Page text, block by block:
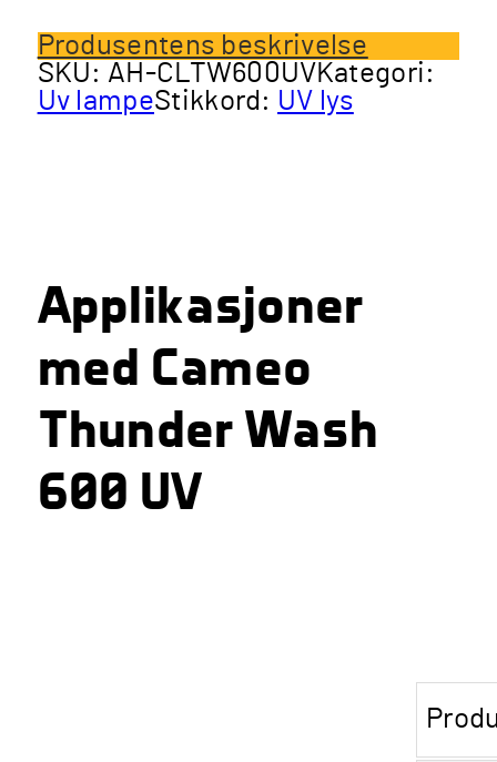
Produsentens beskrivelse
SKU: AH-CLTW600UV Kategori:
Uv lampeStikkord: UV lys
Applikasjoner
med Cameo
Thunder Wash
600 UV